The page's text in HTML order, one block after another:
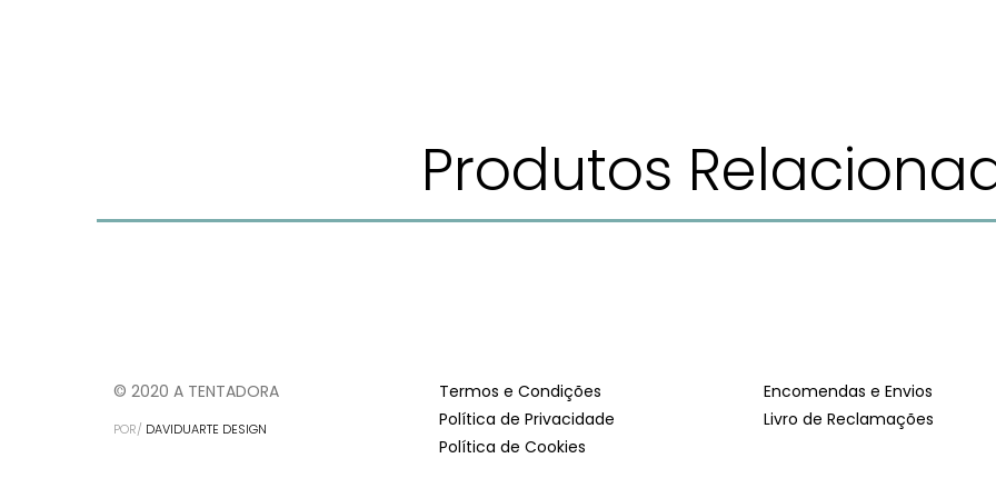
Produtos
© 2020 A TENTADORA
POR/ DAVIDUARTE DESIGN
Termos e Condições
Política de Privacidade
Política de Cookies
Encomendas e Envios
Livro de Reclamações